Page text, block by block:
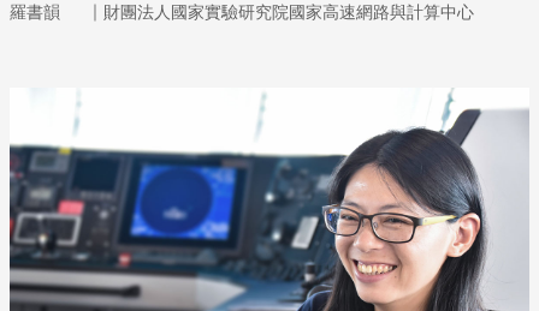
羅書韻 ｜ 財團法人國家實驗研究院國家高速網路與計算中心